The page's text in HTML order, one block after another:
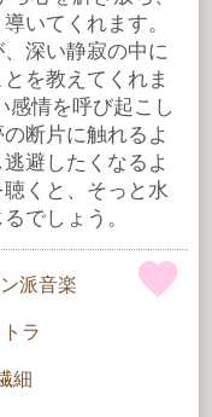
いてくれます。
深い静寂の中に
を教えてくれま
感情を呼び起こし
断片に触れるよ
避したくなるよ
くと、そっと水
でしょう。
派音楽
ラ
細